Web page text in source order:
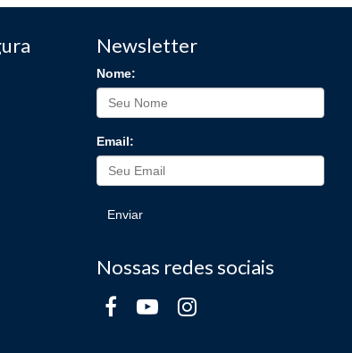
Newsletter
Nome:
Email:
Enviar
Nossas redes sociais